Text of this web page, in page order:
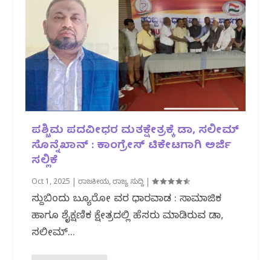
ಪಶ್ಚಿಮ ಪದವೀಧರ ಮತಕ್ಷೇತ್ರಕ್ಕೆ ಡಾ, ಸಲೀಮ್
ಸೊನ್ನೆಖಾನ್ : ಕಾಂಗ್ರೇಸ್ ಟಿಕೇಟಗಾಗಿ ಅರ್ಜಿ
ಸಲ್ಲಿಕೆ
Oct 1, 2025 |ರಾಜಕೀಯ,ರಾಜ್ಯ ಸುದ್ದಿ |
ಸುದ್ದಿಬಿಂದು ಬ್ಯೂರೋ ವರದಿ ಧಾರವಾಡ : ಸಾಮಾಜಿಕ
ಹಾಗೂ ಶೈಕ್ಷಣಿಕ ಕ್ಷೇತ್ರದಲ್ಲಿ ಹೆಸರು ಮಾಡಿರುವ ಡಾ,
ಸಲೀಮ್...